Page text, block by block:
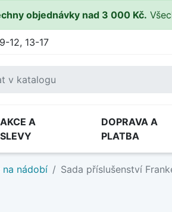
objednávky nad 3 000 Kč.
12, 13-17
AKCE A
SLEVY
DOPRAVA A
PLATBA
na nádobí Sada příslušenství